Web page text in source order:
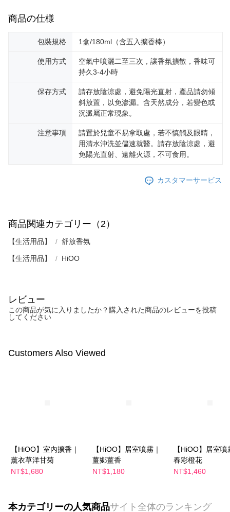
商品の仕様
包裝規格 1盒/180ml（含五入擴香棒）
使用方式
空氣中噴灑二至三次，讓香氛擴散，香味可
持久3-4小時
保存方式
請存放陰涼處，避免陽光直射，產品請勿傾
斜放置，以免渗漏。含天然成分，若變色或
沉澱屬正常現象。
注意事項
請置於兒童不易拿取處，若不慎觸及眼睛，
用清水沖洗並儘速就醫。請存放陰涼處，避
免陽光直射、遠離火源，不可食用。
カスタマーサービス
商品関連カテゴリー（2）
【生活用品】 舒放香氛
【生活用品】 HiOO
レビュー
この商品が気に入りましたか？購入された商品のレビューを投稿
してください
Customers Also Viewed
【HiOO】室內擴香｜
薰衣草洋甘菊
NT$1,680
【HiOO】居室噴霧｜
薑鄉薑香
NT$1,180
【HiOO】居室噴
春彩橙花
NT$1,460
本カテゴリーの人気商品サイト全体のランキング